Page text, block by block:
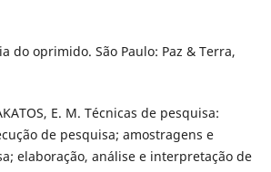
do oprimido. São Paulo: Paz & Terra,
E. M. Técnicas de pesquisa:
de pesquisa; amostragens e
elaboração, análise e interpretação de